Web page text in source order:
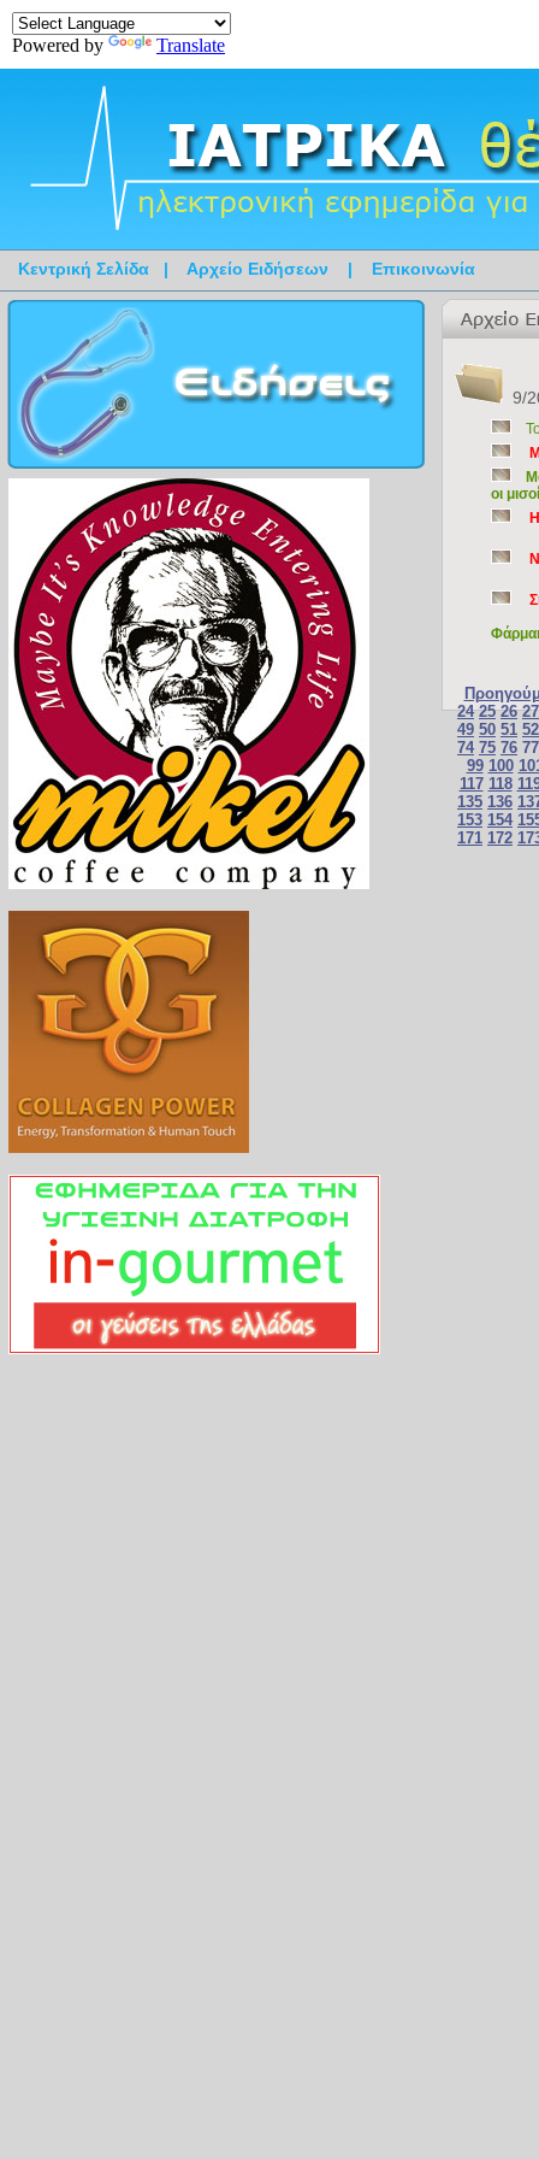
Powered by Translate
Κεντρική Σελίδα | Αρχείο Ειδήσεων | Επικοινωνία
9/
οι
24 25 26 27
49 50 51 52
74 75 76
99 100
117 118
135 136
153 154
171 172